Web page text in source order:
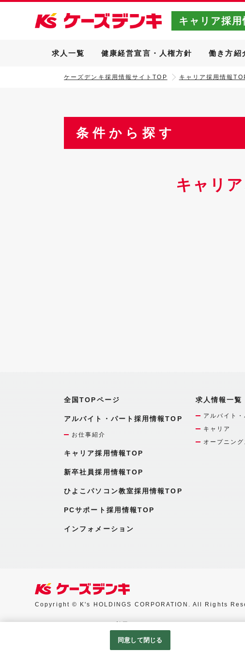
キャリア採用
求人一覧 健康経営宣言・人権方針 働き方紹
ケーズデンキ採用情報サイトTOP キャリア採用情報
条件から探す
キャリ
全国TOPページ
アルバイト・パート採用情報TOP
お仕事紹介
キャリア採用情報TOP
新卒社員採用情報TOP
ひよこパソコン教室採用情報TOP
PCサポート採用情報TOP
インフォメーション
求人情報一覧
アルバイト
キャリア
オープニン
Copyright © K's HOLDINGS CORPORATION. All Rights
Googleアナリティクスの利用について
同意して閉じる